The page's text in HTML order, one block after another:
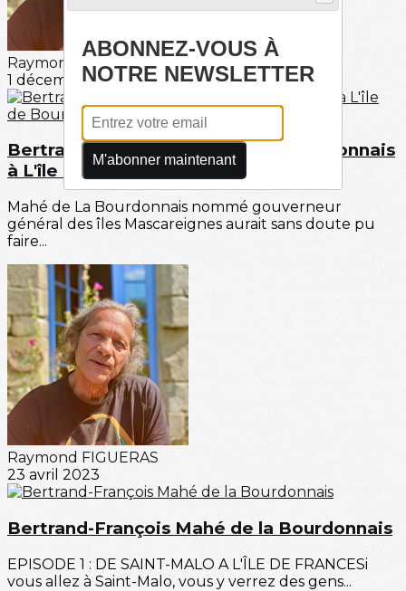
Raymond FIGUERAS
1 décembre 2024
Bertrand-François Mahé De Labourdonnais
à L'île de Bourbon : épisode 2
Mahé de La Bourdonnais nommé gouverneur
général des îles Mascareignes aurait sans doute pu
faire...
Raymond FIGUERAS
23 avril 2023
Bertrand-François Mahé de la Bourdonnais
EPISODE 1 : DE SAINT-MALO A L'ÎLE DE FRANCESi
vous allez à Saint-Malo, vous y verrez des gens...
ABONNEZ-VOUS À
NOTRE NEWSLETTER
M'abonner maintenant